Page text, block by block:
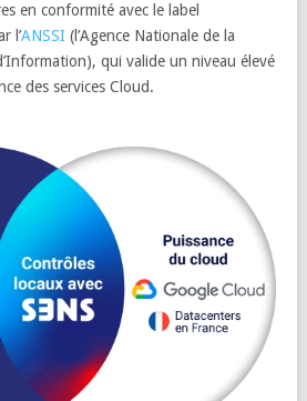
en conformité avec le label
l’ANSSI (l’Agence Nationale de la
qui valide un niveau élevé
des services Cloud.